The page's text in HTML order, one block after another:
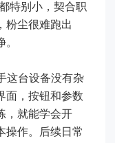
特别小，契合职
粉尘很难跑出
台设备没有杂
面，按钮和参数
，就能学会开
操作。后续日常